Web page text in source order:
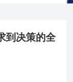
到决策的全